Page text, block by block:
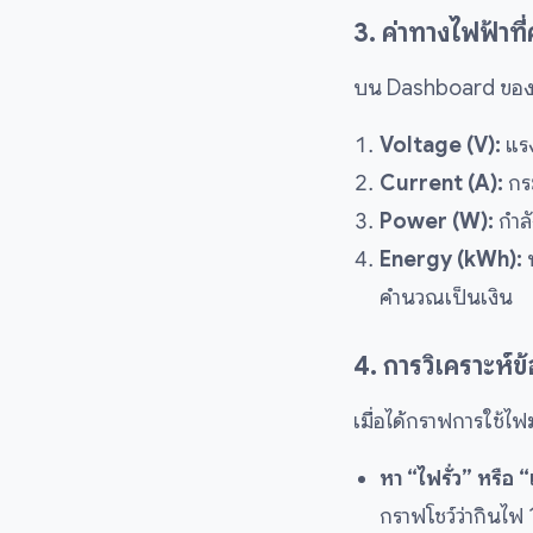
3. ค่าทางไฟฟ้า
บน Dashboard ขอ
Voltage (V): แ
Current (A): ก
Power (W): กำ
Energy (kWh):
คำนวณเป็นเงิน
4. การวิเคราะ
เมื่อได้กราฟการใช้ไฟ
หา “ไฟรั่ว” หรือ
กราฟโชว์ว่ากินไ